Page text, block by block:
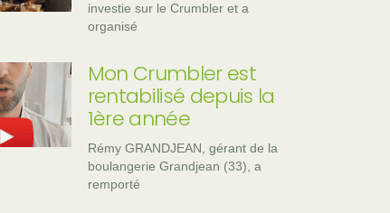
investie sur le Crumbler et a
organisé
Mon Crumbler est
rentabilisé depuis la
1ère année
Rémy GRANDJEAN, gérant de la
boulangerie Grandjean (33), a
remporté